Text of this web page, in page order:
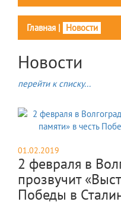
Главная | Новости
Новости
перейти к списку...
01.02.2019
2 февраля в
прозвучит
Победы в